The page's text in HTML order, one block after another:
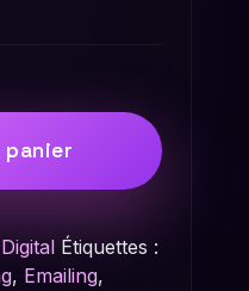
panier
Étiquettes :
, Emailing,